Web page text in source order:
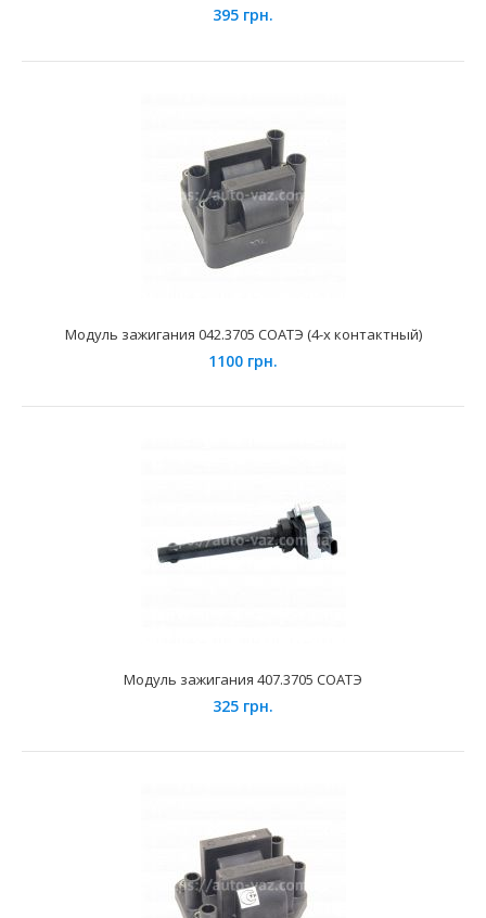
Катушка зажигания ВАЗ-2112 СОАТЄ 59.3705 (16
клапанная индивидульная)
477 грн.
2112, 2170, 2171, 2172 "Lada Priora", 1117, 1118..
1100 грн.
395 грн.
Модуль зажигания 042.3705 СОАТЭ (4-х контактный)
1100 грн.
Модуль зажигания 407.3705 СОАТЭ
325 грн.